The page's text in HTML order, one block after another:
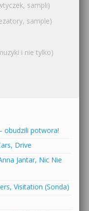
sampli)
sample)
i nie tylko)
obudzili potwora!
Drive
Jantar, Nic Nie
Visitation (Sonda)